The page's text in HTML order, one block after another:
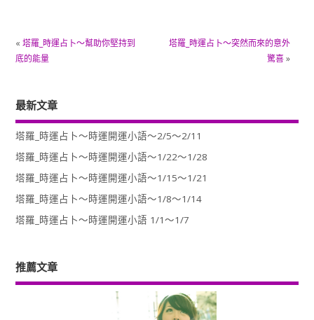
« 塔羅_時運占卜～幫助你堅持到
底的能量
塔羅_時運占卜～突然而來的意外
驚喜»
最新文章
塔羅_時運占卜～時運開運小語～2/5～2/11
塔羅_時運占卜～時運開運小語～1/22～1/28
塔羅_時運占卜～時運開運小語～1/15～1/21
塔羅_時運占卜～時運開運小語～1/8～1/14
塔羅_時運占卜～時運開運小語 1/1～1/7
推薦文章